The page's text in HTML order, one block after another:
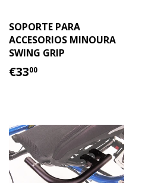
SOPORTE PARA
ACCESORIOS MINOURA
SWING GRIP
PRECIO
€3300